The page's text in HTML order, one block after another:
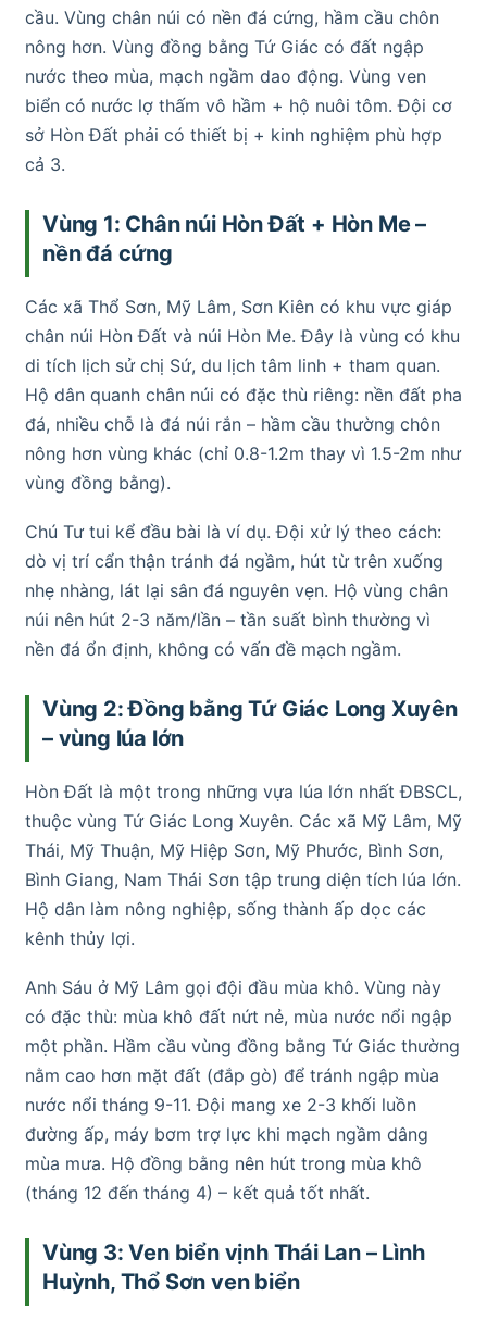
cầu. Vùng chân núi có nền đá cứng, hầm cầu chôn
nông hơn. Vùng đồng bằng Tứ Giác có đất ngập
nước theo mùa, mạch ngầm dao động. Vùng ven
biển có nước lợ thấm vô hầm + hộ nuôi tôm. Đội cơ
sở Hòn Đất phải có thiết bị + kinh nghiệm phù hợp
cả 3.
Vùng 1: Chân núi Hòn Đất + Hòn Me –
nền đá cứng
Các xã Thổ Sơn, Mỹ Lâm, Sơn Kiên có khu vực giáp
chân núi Hòn Đất và núi Hòn Me. Đây là vùng có khu
di tích lịch sử chị Sứ, du lịch tâm linh + tham quan.
Hộ dân quanh chân núi có đặc thù riêng: nền đất pha
đá, nhiều chỗ là đá núi rắn – hầm cầu thường chôn
nông hơn vùng khác (chỉ 0.8-1.2m thay vì 1.5-2m như
vùng đồng bằng).
Chú Tư tui kể đầu bài là ví dụ. Đội xử lý theo cách:
dò vị trí cẩn thận tránh đá ngầm, hút từ trên xuống
nhẹ nhàng, lát lại sân đá nguyên vẹn. Hộ vùng chân
núi nên hút 2-3 năm/lần – tần suất bình thường vì
nền đá ổn định, không có vấn đề mạch ngầm.
Vùng 2: Đồng bằng Tứ Giác Long Xuyên
– vùng lúa lớn
Hòn Đất là một trong những vựa lúa lớn nhất ĐBSCL,
thuộc vùng Tứ Giác Long Xuyên. Các xã Mỹ Lâm, Mỹ
Thái, Mỹ Thuận, Mỹ Hiệp Sơn, Mỹ Phước, Bình Sơn,
Bình Giang, Nam Thái Sơn tập trung diện tích lúa lớn.
Hộ dân làm nông nghiệp, sống thành ấp dọc các
kênh thủy lợi.
Anh Sáu ở Mỹ Lâm gọi đội đầu mùa khô. Vùng này
có đặc thù: mùa khô đất nứt nẻ, mùa nước nổi ngập
một phần. Hầm cầu vùng đồng bằng Tứ Giác thường
nằm cao hơn mặt đất (đắp gò) để tránh ngập mùa
nước nổi tháng 9-11. Đội mang xe 2-3 khối luồn
đường ấp, máy bơm trợ lực khi mạch ngầm dâng
mùa mưa. Hộ đồng bằng nên hút trong mùa khô
(tháng 12 đến tháng 4) – kết quả tốt nhất.
Vùng 3: Ven biển vịnh Thái Lan – Lình
Huỳnh, Thổ Sơn ven biển